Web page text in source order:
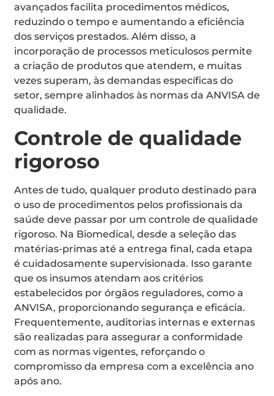
avançados facilita procedimentos médicos,
reduzindo o tempo e aumentando a eficiência
dos serviços prestados. Além disso, a
incorporação de processos meticulosos permite
a criação de produtos que atendem, e muitas
vezes superam, às demandas específicas do
setor, sempre alinhados às normas da ANVISA de
qualidade.
Controle de qualidade
rigoroso
Antes de tudo, qualquer produto destinado para
o uso de procedimentos pelos profissionais da
saúde deve passar por um controle de qualidade
rigoroso. Na Biomedical, desde a seleção das
matérias-primas até a entrega final, cada etapa
é cuidadosamente supervisionada. Isso garante
que os insumos atendam aos critérios
estabelecidos por órgãos reguladores, como a
ANVISA, proporcionando segurança e eficácia.
Frequentemente, auditorias internas e externas
são realizadas para assegurar a conformidade
com as normas vigentes, reforçando o
compromisso da empresa com a excelência ano
após ano.